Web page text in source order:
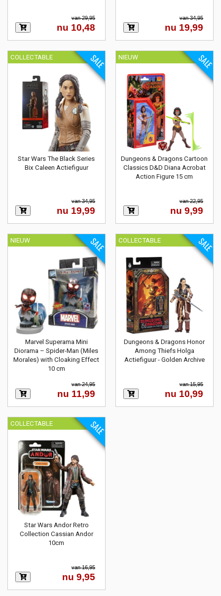
van 29,95
nu 10,48
van 34,95
nu 19,99
COLLECTABLE
Star Wars The Black Series
Bix Caleen Actiefiguur
SALE
van 34,95
nu 19,99
NIEUW
Dungeons & Dragons Cartoon
Classics D&D Diana Acrobat
Action Figure 15 cm
SALE
van 22,95
nu 9,99
NIEUW
Marvel Superama Mini
Diorama – Spider-Man (Miles
Morales) with Cloaking Effect
10 cm
SALE
van 24,95
nu 11,99
COLLECTABLE
Dungeons & Dragons Honor
Among Thiefs Holga
Actiefiguur - Golden Archive
SALE
van 15,95
nu 10,99
COLLECTABLE
Star Wars Andor Retro
Collection Cassian Andor
10cm
SALE
van 16,95
nu 9,95